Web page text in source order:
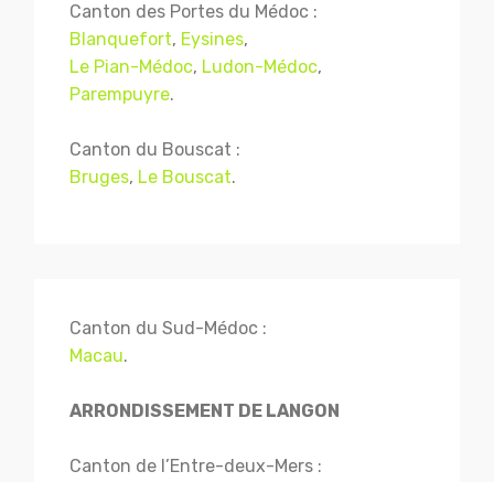
Canton des Portes du Médoc :
Blanquefort, Eysines,
Le Pian-Médoc, Ludon-Médoc,
Parempuyre.
Canton du Bouscat :
Bruges, Le Bouscat.
Canton du Sud-Médoc :
Macau.
ARRONDISSEMENT DE LANGON
Canton de l’Entre-deux-Mers :